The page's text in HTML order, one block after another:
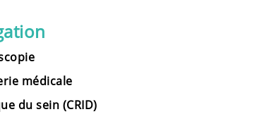
médicale
du sein (CRID)